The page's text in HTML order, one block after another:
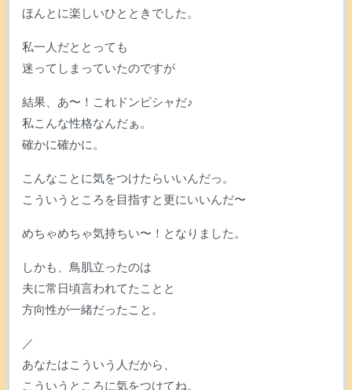
ほんとに楽しいひとときでした。
私一人だととっても
迷ってしまっていたのですが
結果、あ〜！これドンピシャだ♪
私こんな性格なんだぁ。
確かに確かに。
こんなことに気をつけたらいいんだっ。
こういうところを目指すと更にいいんだ〜
めちゃめちゃ気持ちい〜！となりました。
しかも、鳥肌立ったのは
夫に常日頃言われてたことと
方向性が一緒だったこと。
／
あなたはこういう人だから、
こういうところに気をつけてね。